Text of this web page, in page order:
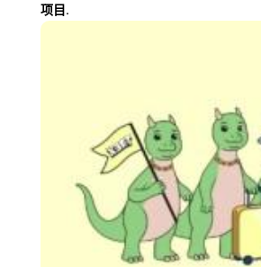
项目.